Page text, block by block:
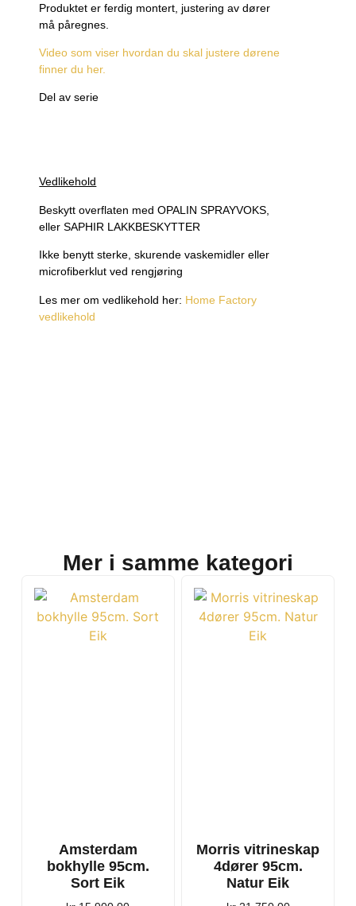
Produktet er ferdig montert, justering av dører
må påregnes.
Video som viser hvordan du skal justere dørene
finner du her.
Del av serie
Vedlikehold
Beskytt overflaten med OPALIN SPRAYVOKS,
eller SAPHIR LAKKBESKYTTER
Ikke benytt sterke, skurende vaskemidler eller
microfiberklut ved rengjøring
Les mer om vedlikehold her: Home Factory
vedlikehold
Mer i samme kategori
Amsterdam
bokhylle 95cm.
Sort Eik
Morris vitrineskap
4dører 95cm.
Natur Eik